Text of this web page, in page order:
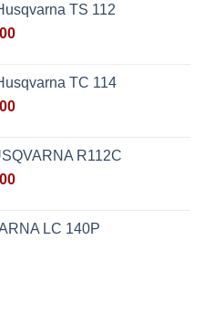
€4,628.00.TS 112
Current
€2,439.00.TC 114
Current
€3,249.00.R112C
Current
€3,179.00.
LC 140P